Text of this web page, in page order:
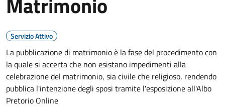
Servizio Attivo
La pubblicazione di matrimonio è la fase del procedimento con
la quale si accerta che non esistano impedimenti alla
celebrazione del matrimonio, sia civile che religioso, rendendo
pubblica l'intenzione degli sposi tramite l'esposizione all'Albo
Pretorio Online